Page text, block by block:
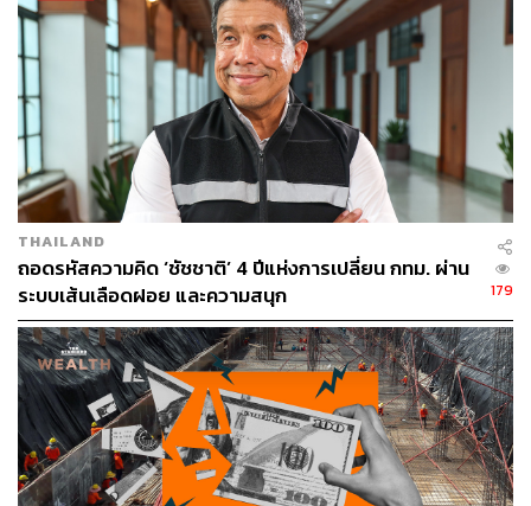
THAILAND
ถอดรหัสความคิด ‘ชัชชาติ’ 4 ปีแห่งการเปลี่ยน กทม. ผ่าน
ระบบเส้นเลือดฝอย และความสนุก
179